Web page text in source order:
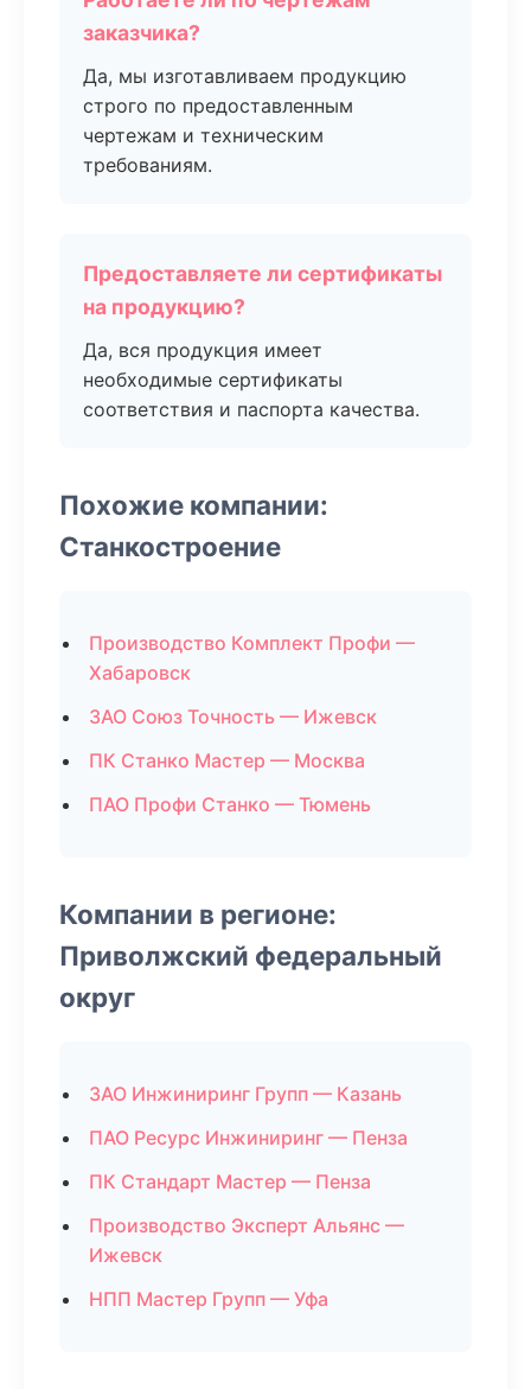
заказчика?
Да, мы изготавливаем продукцию
строго по предоставленным
чертежам и техническим
требованиям.
Предоставляете ли сертификаты
на продукцию?
Да, вся продукция имеет
необходимые сертификаты
соответствия и паспорта качества.
Похожие компании:
Станкостроение
Производство Комплект Профи —
Хабаровск
ЗАО Союз Точность — Ижевск
ПК Станко Мастер — Москва
ПАО Профи Станко — Тюмень
Компании в регионе:
Приволжский федеральный
округ
ЗАО Инжиниринг Групп — Казань
ПАО Ресурс Инжиниринг — Пенза
ПК Стандарт Мастер — Пенза
Производство Эксперт Альянс —
Ижевск
НПП Мастер Групп — Уфа